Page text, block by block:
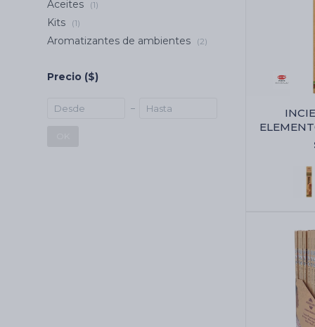
Aceites (1)
Kits (1)
Aromatizantes de ambientes (2)
Precio ($)